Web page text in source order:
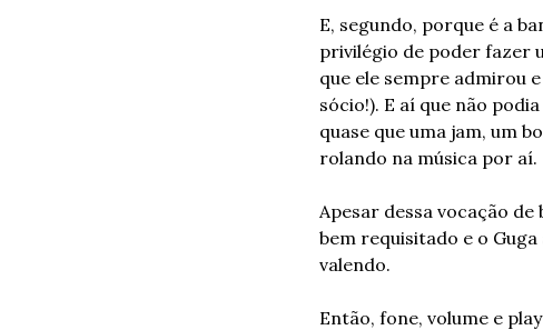
E, segundo, porque é a
privilégio de poder fazer
que ele sempre admirou
sócio!). E aí que não
quase que uma jam, um
rolando na música por aí.
Apesar dessa vocação
bem requisitado e o
valendo.
Então, fone, volume e